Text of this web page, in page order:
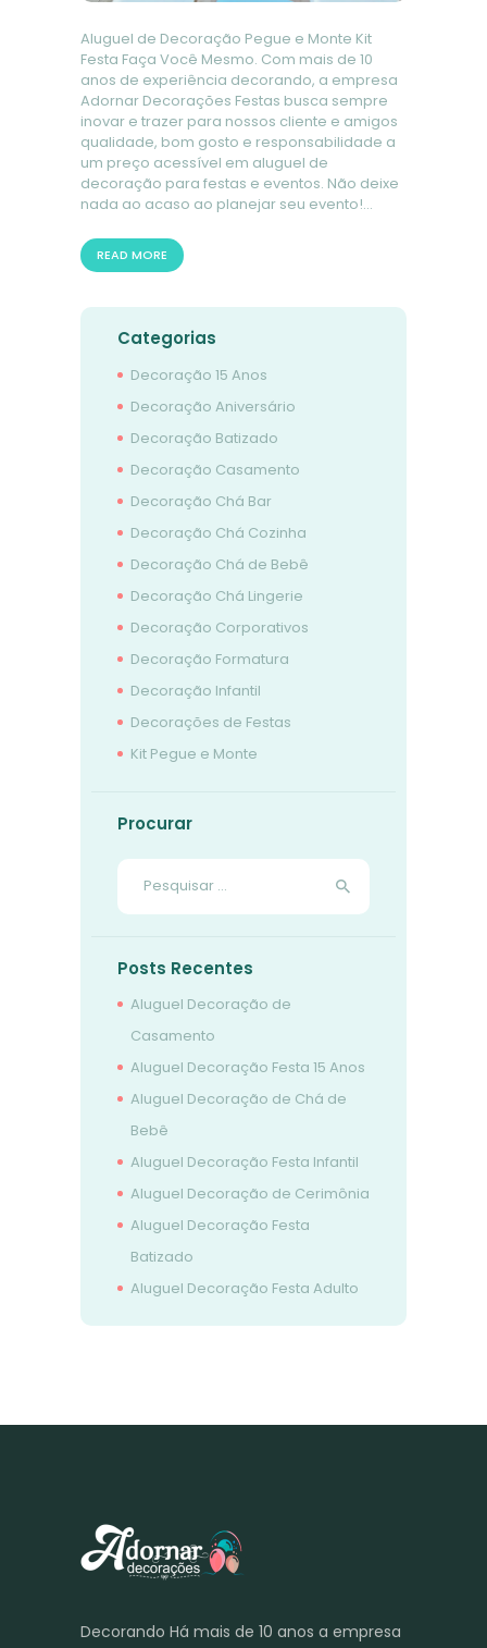
Aluguel de Decoração Pegue e Monte Kit
Festa Faça Você Mesmo. Com mais de 10
anos de experiência decorando, a empresa
Adornar Decorações Festas busca sempre
inovar e trazer para nossos cliente e amigos
qualidade, bom gosto e responsabilidade a
um preço acessível em aluguel de
decoração para festas e eventos. Não deixe
nada ao acaso ao planejar seu evento!…
READ MORE
Categorias
Decoração 15 Anos
Decoração Aniversário
Decoração Batizado
Decoração Casamento
Decoração Chá Bar
Decoração Chá Cozinha
Decoração Chá de Bebê
Decoração Chá Lingerie
Decoração Corporativos
Decoração Formatura
Decoração Infantil
Decorações de Festas
Kit Pegue e Monte
Procurar
Pesquisar
por:
Posts Recentes
Aluguel Decoração de
Casamento
Aluguel Decoração Festa 15 Anos
Aluguel Decoração de Chá de
Bebê
Aluguel Decoração Festa Infantil
Aluguel Decoração de Cerimônia
Aluguel Decoração Festa
Batizado
Aluguel Decoração Festa Adulto
Decorando Há mais de 10 anos a empresa